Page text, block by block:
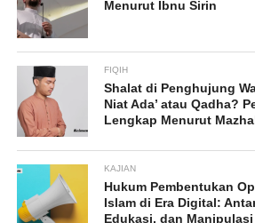
Menurut Ibnu Sirin
FIQIH
Shalat di Penghujung
Niat Ada’ atau Qadha?
Lengkap Menurut
KAJIAN
Hukum Pembentukan
Islam di Era Digital:
Edukasi, dan Manipulasi